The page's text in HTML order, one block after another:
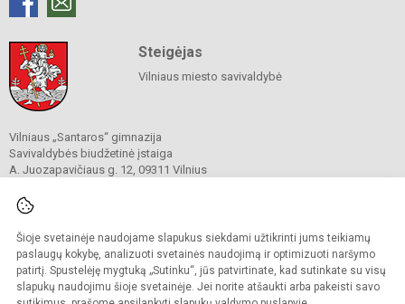
Šioje svetainėje naudojame slapukus siekdami užtikrinti jums teikiamų
paslaugų kokybę, analizuoti svetainės naudojimą ir optimizuoti naršymo
patirtį. Spustelėję mygtuką „Sutinku“, jūs patvirtinate, kad sutinkate su visų
slapukų naudojimu šioje svetainėje. Jei norite atšaukti arba pakeisti savo
Steigėjas
Vilniaus miesto savivaldybė
Vilniaus „Santaros“ gimnazija
Savivaldybės biudžetinė įstaiga
A. Juozapavičiaus g. 12, 09311 Vilnius
El. p.
Duomenys kaupiami ir saugomi
Juridinių asmenų registre
Įmonės kodas 304089960